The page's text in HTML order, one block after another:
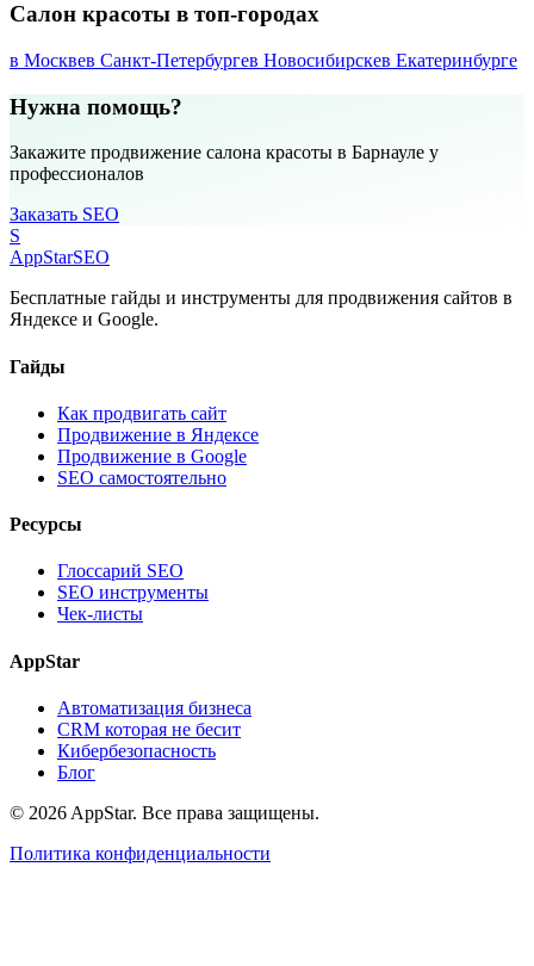
Салон красоты в топ-городах
в Москвев Санкт-Петербургев Новосибирскев Екатеринбурге
Нужна помощь?
Закажите продвижение салона красоты в Барнауле у
профессионалов
Заказать SEO
S
AppStarSEO
Бесплатные гайды и инструменты для продвижения сайтов в
Яндексе и Google.
Гайды
Как продвигать сайт
Продвижение в Яндексе
Продвижение в Google
SEO самостоятельно
Ресурсы
Глоссарий SEO
SEO инструменты
Чек-листы
AppStar
Автоматизация бизнеса
CRM которая не бесит
Кибербезопасность
Блог
© 2026 AppStar. Все права защищены.
Политика конфиденциальности